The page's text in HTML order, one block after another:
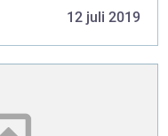
12 juli 2019